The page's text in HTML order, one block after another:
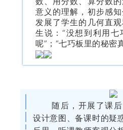
意义的理解，初步感知
发展了学生的几何直
生说：“没想到利用七
呢”；“七巧板里的秘密
随后，开展了课
设计意图、备课时的疑